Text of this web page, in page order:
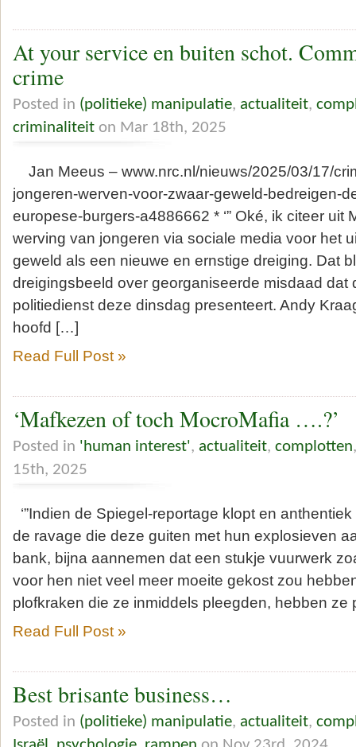
At your service en buiten schot.
crime
Posted in (politieke) manipulatie, actualiteit,
criminaliteit on Mar 18th, 2025
Jan Meeus – www.nrc.nl/nieuws/2025/03/17/
jongeren-werven-voor-zwaar-geweld-bedreigen-
europese-burgers-a4886662 * ‘” Oké, ik citeer uit
werving van jongeren via sociale media voor het
geweld als een nieuwe en ernstige dreiging. Dat
dreigingsbeeld over georganiseerde misdaad dat
politiedienst deze dinsdag presenteert. Andy
hoofd […]
Read Full Post »
‘Mafkezen of toch MocroMafia ….?’
Posted in 'human interest', actualiteit, complotten
15th, 2025
‘”Indien de Spiegel-reportage klopt en
de ravage die deze guiten met hun explosieven
bank, bijna aannemen dat een stukje vuurwerk
voor hen niet veel meer moeite gekost zou
plofkraken die ze inmiddels pleegden, hebben
Read Full Post »
Best brisante business…
Posted in (politieke) manipulatie, actualiteit,